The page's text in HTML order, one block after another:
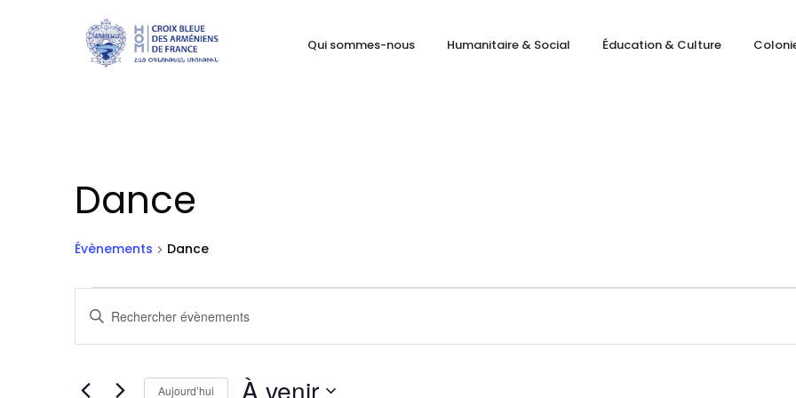
Qui sommes-nous Humanitaire & Social Éducation & Culture
Dance
Évènements Dance
Évènements
Recherche
et
navigation
Saisir
mot-
clé.
Rechercher
Aujourd’hui À venir